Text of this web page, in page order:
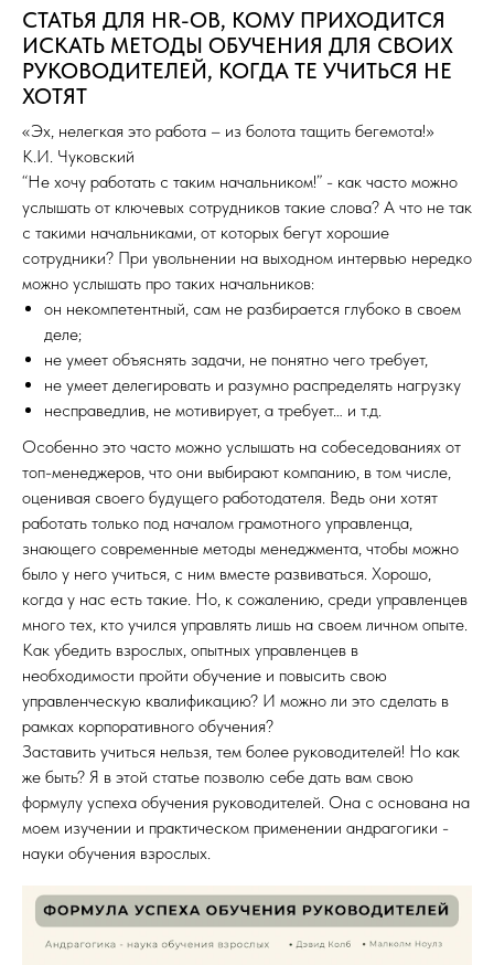
СТАТЬЯ ДЛЯ HR-ОВ, КОМУ ПРИХОДИТСЯ
ИСКАТЬ МЕТОДЫ ОБУЧЕНИЯ ДЛЯ СВОИХ
РУКОВОДИТЕЛЕЙ, КОГДА ТЕ УЧИТЬСЯ НЕ
ХОТЯТ
«Эх, нелегкая это работа – из болота тащить бегемота!»
К.И. Чуковский
“Не хочу работать с таким начальником!” - как часто можно
услышать от ключевых сотрудников такие слова? А что не так
с такими начальниками, от которых бегут хорошие
сотрудники? При увольнении на выходном интервью нередко
можно услышать про таких начальников:
он некомпетентный, сам не разбирается глубоко в своем
деле;
не умеет объяснять задачи, не понятно чего требует,
не умеет делегировать и разумно распределять нагрузку
несправедлив, не мотивирует, а требует… и т.д.
Особенно это часто можно услышать на собеседованиях от
топ-менеджеров, что они выбирают компанию, в том числе,
оценивая своего будущего работодателя. Ведь они хотят
работать только под началом грамотного управленца,
знающего современные методы менеджмента, чтобы можно
было у него учиться, с ним вместе развиваться. Хорошо,
когда у нас есть такие. Но, к сожалению, среди управленцев
много тех, кто учился управлять лишь на своем личном опыте.
Как убедить взрослых, опытных управленцев в
необходимости пройти обучение и повысить свою
управленческую квалификацию? И можно ли это сделать в
рамках корпоративного обучения?
Заставить учиться нельзя, тем более руководителей! Но как
же быть? Я в этой статье позволю себе дать вам свою
формулу успеха обучения руководителей. Она с основана на
моем изучении и практическом применении андрагогики -
науки обучения взрослых.